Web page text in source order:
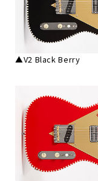
▲V2 Black Berry